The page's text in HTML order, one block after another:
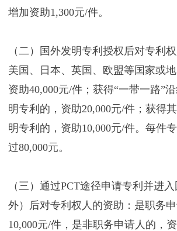
增加资助1,300元/件。
（二）国外发明专利授权后对专利
美国、日本、英国、欧盟等国家或地
资助40,000元/件；获得“一带一路”
明专利的，资助20,000元/件；获得
明专利的，资助10,000元/件。每件
过80,000元。
（三）通过PCT途径申请专利并进
外）后对专利权人的资助：是职务
10,000元/件，是非职务申请人的，资